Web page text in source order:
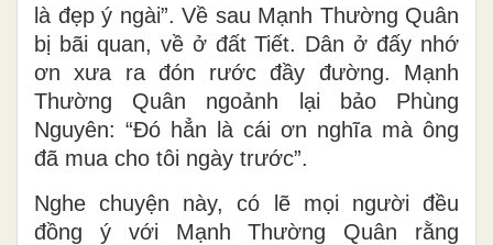
là đẹp ý ngài”. Về sau Mạnh Thường Quân
bị bãi quan, về ở đất Tiết. Dân ở đấy nhớ
ơn xưa ra đón rước đầy đường. Mạnh
Thường Quân ngoảnh lại bảo Phùng
Nguyên: “Đó hẳn là cái ơn nghĩa mà ông
đã mua cho tôi ngày trước”.
Nghe chuyện này, có lẽ mọi người đều
đồng ý với Mạnh Thường Quân rằng